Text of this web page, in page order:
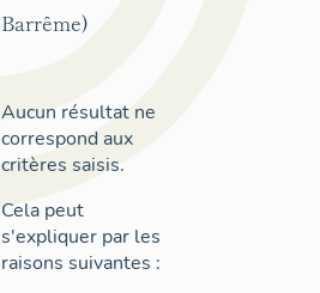
Barrême)
Aucun résultat ne
correspond aux
critères saisis.
Cela peut
s'expliquer par les
raisons suivantes :